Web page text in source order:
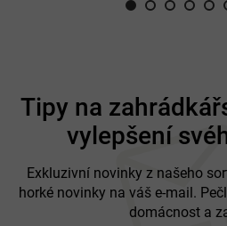
Tipy na
vylepšení
Exkluzivní novinky z našeho
horké novinky na váš e-mail.
domácnost a